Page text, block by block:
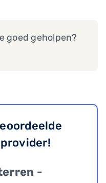
goed geholpen?
-